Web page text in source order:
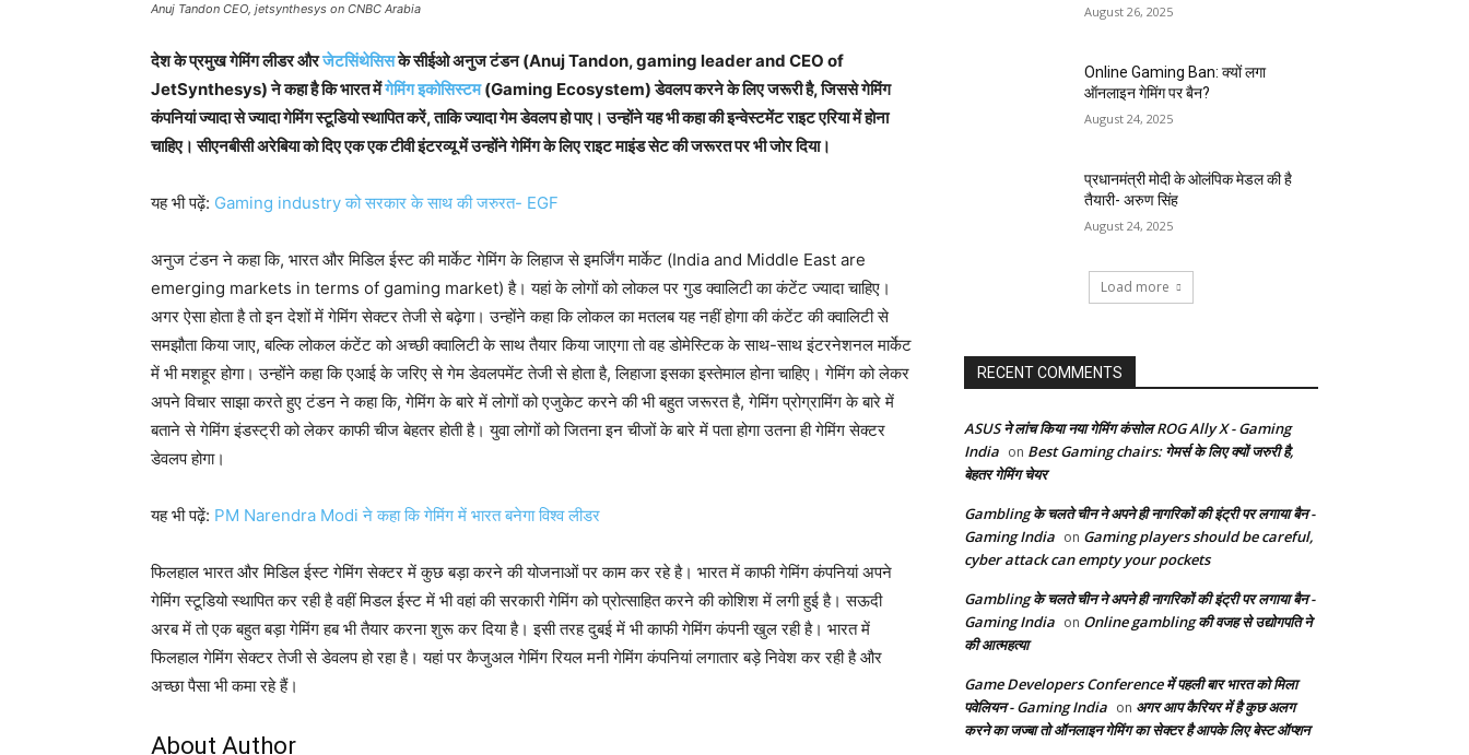
Anuj Tandon CEO, jetsynthesys on CNBC Arabia
देश के प्रमुख गेमिंग लीडर औरजेटसिंथेसिसके सीईओ अनुज टंडन (Anuj Tandon, gaming leader and CEO of
JetSynthesys) ने कहा है कि भारत मेंगेमिंग इकोसिस्टम(Gaming Ecosystem) डेवलप करने के लिए जरूरी है, जिससे गेमिंग
कंपनियां ज्यादा से ज्यादा गेमिंग स्टूडियो स्थापित करें, ताकि ज्यादा गेम डेवलप हो पाए। उन्होंने यह भी कहा की इन्वेस्टमेंट राइट एरिया में होना
चाहिए। सीएनबीसी अरेबिया को दिए एक एक टीवी इंटरव्यू में उन्होंने गेमिंग के लिए राइट माइंड सेट की जरूरत पर भी जोर दिया।
यह भी पढ़ें: Gaming industry को सरकार के साथ की जरुरत- EGF
अनुज टंडन ने कहा कि, भारत और मिडिल ईस्ट की मार्केट गेमिंग के लिहाज से इमर्जिंग मार्केट (India and Middle East are
emerging markets in terms of gaming market) है। यहां के लोगों को लोकल पर गुड क्वालिटी का कंटेंट ज्यादा चाहिए।
अगर ऐसा होता है तो इन देशों में गेमिंग सेक्टर तेजी से बढ़ेगा। उन्होंने कहा कि लोकल का मतलब यह नहीं होगा की कंटेंट की क्वालिटी से
समझौता किया जाए, बल्कि लोकल कंटेंट को अच्छी क्वालिटी के साथ तैयार किया जाएगा तो वह डोमेस्टिक के साथ-साथ इंटरनेशनल मार्केट
में भी मशहूर होगा। उन्होंने कहा कि एआई के जरिए से गेम डेवलपमेंट तेजी से होता है, लिहाजा इसका इस्तेमाल होना चाहिए। गेमिंग को लेकर
अपने विचार साझा करते हुए टंडन ने कहा कि, गेमिंग के बारे में लोगों को एजुकेट करने की भी बहुत जरूरत है, गेमिंग प्रोग्रामिंग के बारे में
बताने से गेमिंग इंडस्ट्री को लेकर काफी चीज बेहतर होती है। युवा लोगों को जितना इन चीजों के बारे में पता होगा उतना ही गेमिंग सेक्टर
डेवलप होगा।
यह भी पढ़ें: PM Narendra Modi ने कहा कि गेमिंग में भारत बनेगा विश्व लीडर
फिलहाल भारत और मिडिल ईस्ट गेमिंग सेक्टर में कुछ बड़ा करने की योजनाओं पर काम कर रहे है। भारत में काफी गेमिंग कंपनियां अपने
गेमिंग स्टूडियो स्थापित कर रही है वहीं मिडल ईस्ट में भी वहां की सरकारी गेमिंग को प्रोत्साहित करने की कोशिश में लगी हुई है। सऊदी
अरब में तो एक बहुत बड़ा गेमिंग हब भी तैयार करना शुरू कर दिया है। इसी तरह दुबई में भी काफी गेमिंग कंपनी खुल रही है। भारत में
फिलहाल गेमिंग सेक्टर तेजी से डेवलप हो रहा है। यहां पर कैजुअल गेमिंग रियल मनी गेमिंग कंपनियां लगातार बड़े निवेश कर रही है और
अच्छा पैसा भी कमा रहे हैं।
About Author
August 26, 2025
Online Gaming Ban: क्यों लगा
ऑनलाइन गेमिंग पर बैन?
August 24, 2025
प्रधानमंत्री मोदी के ओलंपिक मेडल की है
तैयारी- अरुण सिंह
August 24, 2025
Load more
RECENT COMMENTS
ASUS ने लांच किया नया गेमिंग कंसोल ROG Ally X - Gaming
India on Best Gaming chairs: गेमर्स के लिए क्यों जरुरी है,
बेहतर गेमिंग चेयर
Gambling के चलते चीन ने अपने ही नागरिकों की इंट्री पर लगाया बैन -
Gaming India on Gaming players should be careful,
cyber attack can empty your pockets
Gambling के चलते चीन ने अपने ही नागरिकों की इंट्री पर लगाया बैन -
Gaming India on Online gambling की वजह से उद्योगपति ने
की आत्महत्या
Game Developers Conference में पहली बार भारत को मिला
पवेलियन - Gaming India on अगर आप कैरियर में है कुछ अलग
करने का जज्बा तो ऑनलाइन गेमिंग का सेक्टर है आपके लिए बेस्ट ऑप्शन